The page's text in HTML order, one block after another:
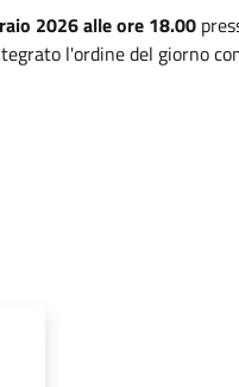
2026 alle ore 18.00
l'ordine del giorno